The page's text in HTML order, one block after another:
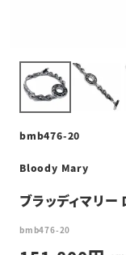
bmb476-20
Bloody Mary
ブラッディマリ
bmb476-20